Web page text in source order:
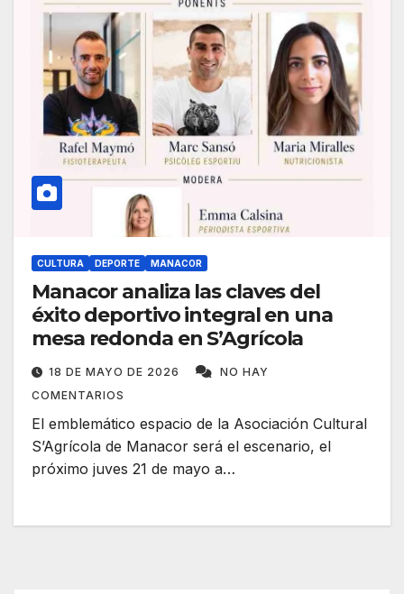
CULTURA DEPORTE MANACOR
Manacor analiza las claves del
éxito deportivo integral en una
mesa redonda en S’Agrícola
18 DE MAYO DE 2026
NO HAY
COMENTARIOS
El emblemático espacio de la Asociación Cultural
S’Agrícola de Manacor será el escenario, el
próximo juves 21 de mayo a…